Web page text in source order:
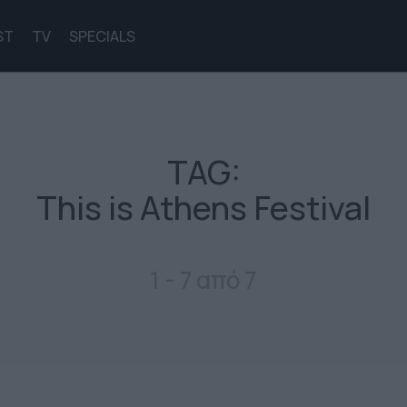
TV SPECIALS
TAG:
This is Athens Festival